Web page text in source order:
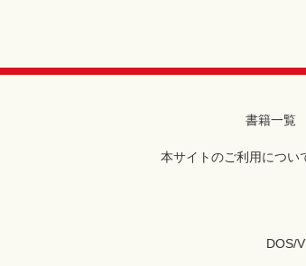
書籍一覧
本サイトのご利用につい
DOS/